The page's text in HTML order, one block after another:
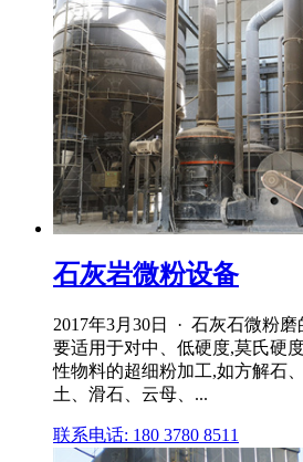
石灰岩微粉设备
2017年3月30日 · 石灰石微粉
要适用于对中、低硬度,莫氏硬
性物料的超细粉加工,如方解石
土、滑石、云母、...
联系电话: 180 3780 8511